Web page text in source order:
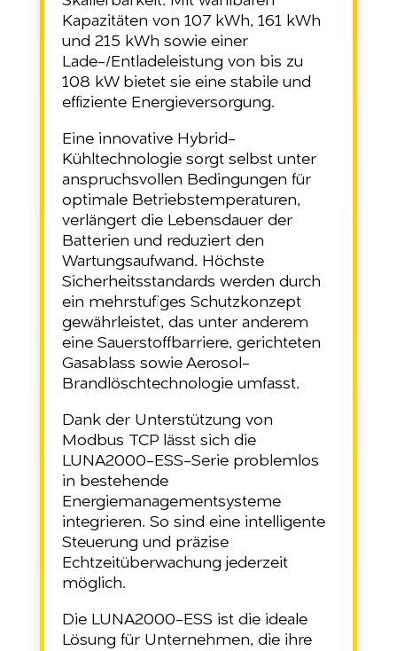
Kapazitäten von 107 kWh, 161 kWh
und 215 kWh sowie einer
Lade-/Entladeleistung von bis zu
108 kW bietet sie eine stabile und
effiziente Energieversorgung.
Eine innovative Hybrid-
Kühltechnologie sorgt selbst unter
anspruchsvollen Bedingungen für
optimale Betriebstemperaturen,
verlängert die Lebensdauer der
Batterien und reduziert den
Wartungsaufwand. Höchste
Sicherheitsstandards werden durch
ein mehrstufiges Schutzkonzept
gewährleistet, das unter anderem
eine Sauerstoffbarriere, gerichteten
Gasablass sowie Aerosol-
Brandlöschtechnologie umfasst.
Dank der Unterstützung von
Modbus TCP lässt sich die
LUNA2000-ESS-Serie problemlos
in bestehende
Energiemanagementsysteme
integrieren. So sind eine intelligente
Steuerung und präzise
Echtzeitüberwachung jederzeit
möglich.
Die LUNA2000-ESS ist die ideale
Lösung für Unternehmen, die ihre